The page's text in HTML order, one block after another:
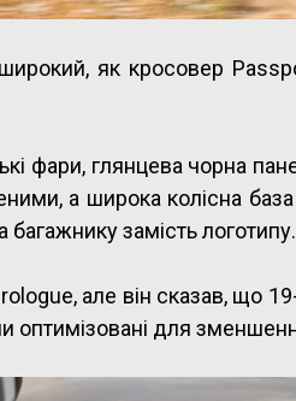
як кросовер
фари, глянцева чорна
а широка колісна
замість логотипу.
але він сказав, що
оптимізовані для